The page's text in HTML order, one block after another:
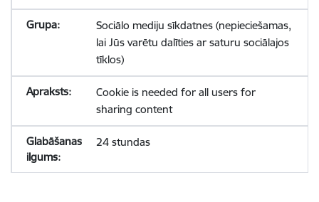
Sociālo mediju sīkdatnes (nepieciešamas,
lai Jūs varētu dalīties ar saturu sociālajos
tīklos)
Cookie is needed for all users for
sharing content
24 stundas